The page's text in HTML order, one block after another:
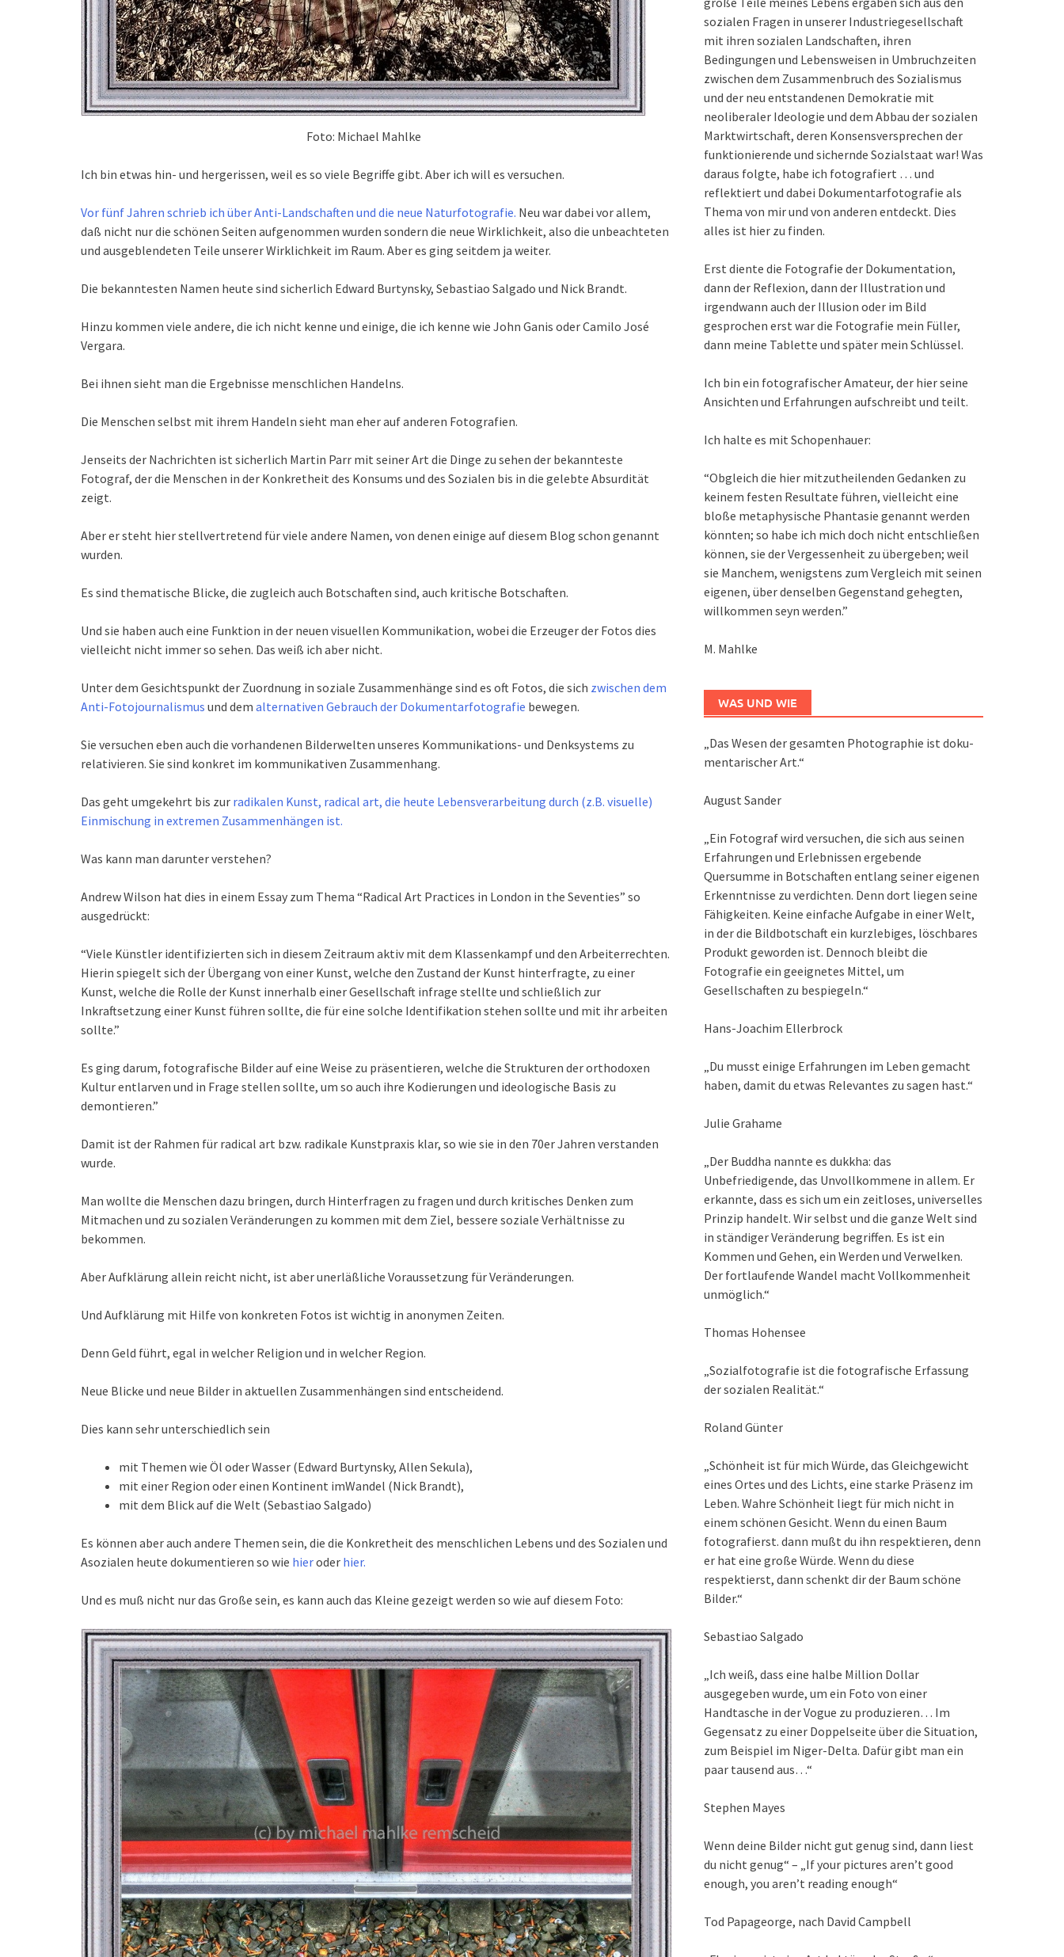
Foto: Michael Mahlke
Ich bin etwas hin- und hergerissen, weil es so viele Begriffe gibt. Aber ich will es versuchen.
Vor fünf Jahren schrieb ich über Anti-Landschaften und die neue Naturfotografie. Neu war dabei vor allem,
daß nicht nur die schönen Seiten aufgenommen wurden sondern die neue Wirklichkeit, also die unbeachteten
und ausgeblendeten Teile unserer Wirklichkeit im Raum. Aber es ging seitdem ja weiter.
Die bekanntesten Namen heute sind sicherlich Edward Burtynsky, Sebastiao Salgado und Nick Brandt.
Hinzu kommen viele andere, die ich nicht kenne und einige, die ich kenne wie John Ganis oder Camilo José
Vergara.
Bei ihnen sieht man die Ergebnisse menschlichen Handelns.
Die Menschen selbst mit ihrem Handeln sieht man eher auf anderen Fotografien.
Jenseits der Nachrichten ist sicherlich Martin Parr mit seiner Art die Dinge zu sehen der bekannteste
Fotograf, der die Menschen in der Konkretheit des Konsums und des Sozialen bis in die gelebte Absurdität
zeigt.
Aber er steht hier stellvertretend für viele andere Namen, von denen einige auf diesem Blog schon genannt
wurden.
Es sind thematische Blicke, die zugleich auch Botschaften sind, auch kritische Botschaften.
Und sie haben auch eine Funktion in der neuen visuellen Kommunikation, wobei die Erzeuger der Fotos dies
vielleicht nicht immer so sehen. Das weiß ich aber nicht.
Unter dem Gesichtspunkt der Zuordnung in soziale Zusammenhänge sind es oft Fotos, die sich zwischen dem
Anti-Fotojournalismus und dem alternativen Gebrauch der Dokumentarfotografie bewegen.
Sie versuchen eben auch die vorhandenen Bilderwelten unseres Kommunikations- und Denksystems zu
relativieren. Sie sind konkret im kommunikativen Zusammenhang.
Das geht umgekehrt bis zur radikalen Kunst, radical art, die heute Lebensverarbeitung durch (z.B. visuelle)
Einmischung in extremen Zusammenhängen ist.
Was kann man darunter verstehen?
Andrew Wilson hat dies in einem Essay zum Thema “Radical Art Practices in London in the Seventies” so
ausgedrückt:
“Viele Künstler identifizierten sich in diesem Zeitraum aktiv mit dem Klassenkampf und den Arbeiterrechten.
Hierin spiegelt sich der Übergang von einer Kunst, welche den Zustand der Kunst hinterfragte, zu einer
Kunst, welche die Rolle der Kunst innerhalb einer Gesellschaft infrage stellte und schließlich zur
Inkraftsetzung einer Kunst führen sollte, die für eine solche Identifikation stehen sollte und mit ihr arbeiten
sollte.”
Es ging darum, fotografische Bilder auf eine Weise zu präsentieren, welche die Strukturen der orthodoxen
Kultur entlarven und in Frage stellen sollte, um so auch ihre Kodierungen und ideologische Basis zu
demontieren.”
Damit ist der Rahmen für radical art bzw. radikale Kunstpraxis klar, so wie sie in den 70er Jahren verstanden
wurde.
Man wollte die Menschen dazu bringen, durch Hinterfragen zu fragen und durch kritisches Denken zum
Mitmachen und zu sozialen Veränderungen zu kommen mit dem Ziel, bessere soziale Verhältnisse zu
bekommen.
Aber Aufklärung allein reicht nicht, ist aber unerläßliche Voraussetzung für Veränderungen.
Und Aufklärung mit Hilfe von konkreten Fotos ist wichtig in anonymen Zeiten.
Denn Geld führt, egal in welcher Religion und in welcher Region.
Neue Blicke und neue Bilder in aktuellen Zusammenhängen sind entscheidend.
Dies kann sehr unterschiedlich sein
mit Themen wie Öl oder Wasser (Edward Burtynsky, Allen Sekula),
mit einer Region oder einen Kontinent imWandel (Nick Brandt),
mit dem Blick auf die Welt (Sebastiao Salgado)
Es können aber auch andere Themen sein, die die Konkretheit des menschlichen Lebens und des Sozialen und
Asozialen heute dokumentieren so wie hieroder hier.
Und es muß nicht nur das Große sein, es kann auch das Kleine gezeigt werden so wie auf diesem Foto:
sozialen Fragen in unserer Industriegesellschaft
mit ihren sozialen Landschaften, ihren
Bedingungen und Lebensweisen in Umbruchzeiten
zwischen dem Zusammenbruch des Sozialismus
und der neu entstandenen Demokratie mit
neoliberaler Ideologie und dem Abbau der sozialen
Marktwirtschaft, deren Konsensversprechen der
funktionierende und sichernde Sozialstaat war! Was
daraus folgte, habe ich fotografiert … und
reflektiert und dabei Dokumentarfotografie als
Thema von mir und von anderen entdeckt. Dies
alles ist hier zu finden.
Erst diente die Fotografie der Dokumentation,
dann der Reflexion, dann der Illustration und
irgendwann auch der Illusion oder im Bild
gesprochen erst war die Fotografie mein Füller,
dann meine Tablette und später mein Schlüssel.
Ich bin ein fotografischer Amateur, der hier seine
Ansichten und Erfahrungen aufschreibt und teilt.
Ich halte es mit Schopenhauer:
“Obgleich die hier mitzutheilenden Gedanken zu
keinem festen Resultate führen, vielleicht eine
bloße metaphysische Phantasie genannt werden
könnten; so habe ich mich doch nicht entschließen
können, sie der Vergessenheit zu übergeben; weil
sie Manchem, wenigstens zum Vergleich mit seinen
eigenen, über denselben Gegenstand gehegten,
willkommen seyn werden.”
M. Mahlke
WAS UND WIE
„Das We­sen der ge­sam­ten Pho­to­gra­phie ist do­ku­
men­ta­ri­scher Art.“
August Sander
„Ein Fotograf wird versuchen, die sich aus seinen
Erfahrungen und Erlebnissen ergebende
Quersumme in Botschaften entlang seiner eigenen
Erkenntnisse zu verdichten. Denn dort liegen seine
Fähigkeiten. Keine einfache Aufgabe in einer Welt,
in der die Bildbotschaft ein kurzlebiges, löschbares
Produkt geworden ist. Dennoch bleibt die
Fotografie ein geeignetes Mittel, um
Gesellschaften zu bespiegeln.“
Hans-Joachim Ellerbrock
„Du musst einige Erfahrungen im Leben gemacht
haben, damit du etwas Relevantes zu sagen hast.“
Julie Grahame
„Der Buddha nannte es dukkha: das
Unbefriedigende, das Unvollkommene in allem. Er
erkannte, dass es sich um ein zeitloses, universelles
Prinzip handelt. Wir selbst und die ganze Welt sind
in ständiger Veränderung begriffen. Es ist ein
Kommen und Gehen, ein Werden und Verwelken.
Der fortlaufende Wandel macht Vollkommenheit
unmöglich.“
Thomas Hohensee
„Sozialfotografie ist die fotografische Erfassung
der sozialen Realität.“
Roland Günter
„Schönheit ist für mich Würde, das Gleichgewicht
eines Ortes und des Lichts, eine starke Präsenz im
Leben. Wahre Schönheit liegt für mich nicht in
einem schönen Gesicht. Wenn du einen Baum
fotografierst. dann mußt du ihn respektieren, denn
er hat eine große Würde. Wenn du diese
respektierst, dann schenkt dir der Baum schöne
Bilder.“
Sebastiao Salgado
„Ich weiß, dass eine halbe Million Dollar
ausgegeben wurde, um ein Foto von einer
Handtasche in der Vogue zu produzieren… Im
Gegensatz zu einer Doppelseite über die Situation,
zum Beispiel im Niger-Delta. Dafür gibt man ein
paar tausend aus…“
Stephen Mayes
Wenn deine Bilder nicht gut genug sind, dann liest
du nicht genug“ – „If your pictures aren’t good
enough, you aren’t reading enough“
Tod Papageorge, nach David Campbell